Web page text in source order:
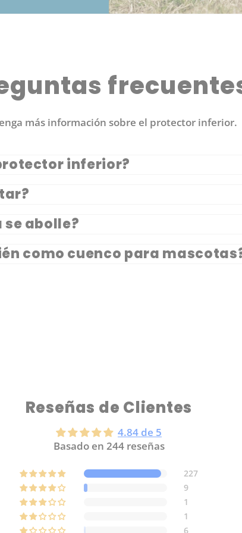
más información sobre el protector inferior.
inferior?
abolle?
como cuenco para
Reseñas de Clientes
4.84 de 5
Basado en 244 reseñas
227
9
1
1
6